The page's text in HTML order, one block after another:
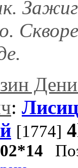
:
[1774]